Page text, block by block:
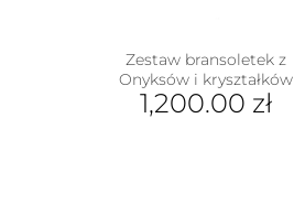
Zestaw bransoletek z
Onyksów i kryształków
1,200.00 zł